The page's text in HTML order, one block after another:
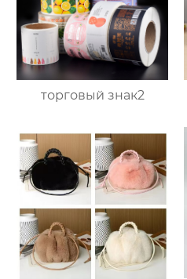
торговый знак2